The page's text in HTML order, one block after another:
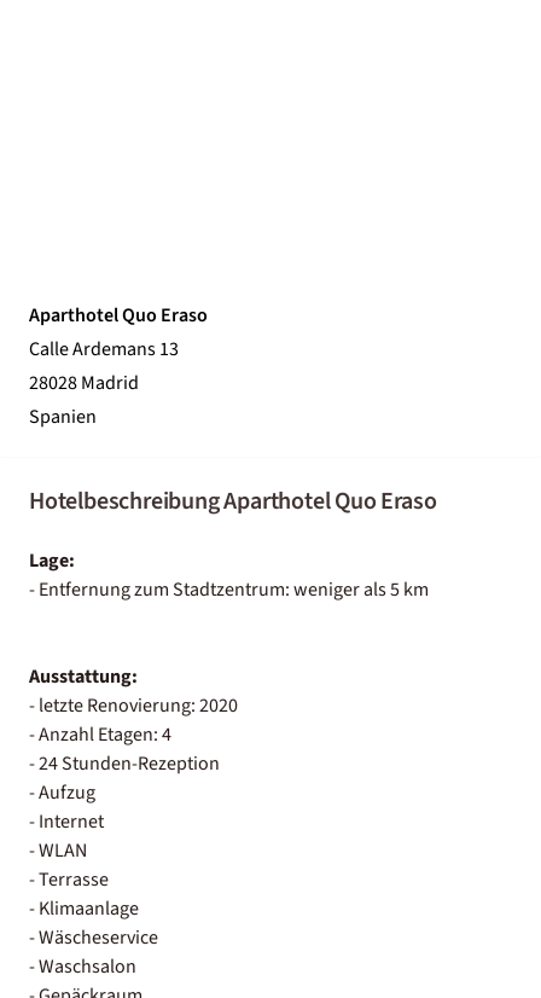
Aparthotel Quo Eraso
Calle Ardemans 13
28028 Madrid
Spanien
Hotelbeschreibung Aparthotel Quo Eraso
Lage:
- Entfernung zum Stadtzentrum: weniger als 5 km
Ausstattung:
- letzte Renovierung: 2020
- Anzahl Etagen: 4
- 24 Stunden-Rezeption
- Aufzug
- Internet
- WLAN
- Terrasse
- Klimaanlage
- Wäscheservice
- Waschsalon